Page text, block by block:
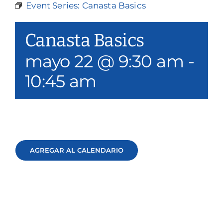
Filantropía y voluntariado
Póngase en contacto con
Event Series: Canasta Basics
Canasta Basics
mayo 22 @ 9:30 am -
10:45 am
AGREGAR AL CALENDARIO